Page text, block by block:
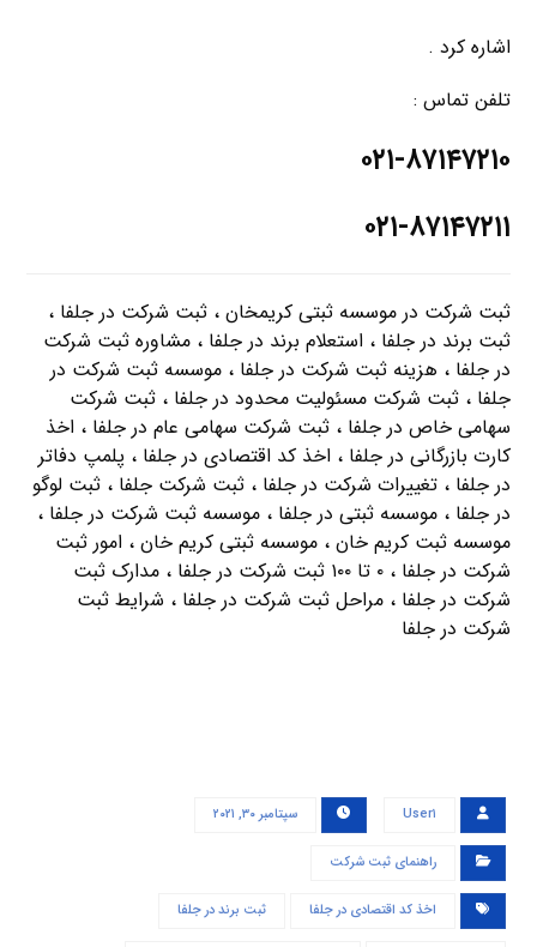
اشاره کرد .
تلفن تماس :
۰۲۱-۸۷۱۴۷۲۱۰
۰۲۱-۸۷۱۴۷۲۱۱
ثبت شرکت در موسسه ثبتی کریمخان ، ثبت شرکت در جلفا ،
ثبت برند در جلفا ، استعلام برند در جلفا ، مشاوره ثبت شرکت
در جلفا ، هزینه ثبت شرکت در جلفا ، موسسه ثبت شرکت در
جلفا ، ثبت شرکت مسئولیت محدود در جلفا ، ثبت شرکت
سهامی خاص در جلفا ، ثبت شرکت سهامی عام در جلفا ، اخذ
کارت بازرگانی در جلفا ، اخذ کد اقتصادی در جلفا ، پلمپ دفاتر
در جلفا ، تغییرات شرکت در جلفا ، ثبت شرکت جلفا ، ثبت لوگو
در جلفا ، موسسه ثبتی در جلفا ، موسسه ثبت شرکت در جلفا ،
موسسه ثبت کریم خان ، موسسه ثبتی کریم خان ، امور ثبت
شرکت در جلفا ، ۰ تا ۱۰۰ ثبت شرکت در جلفا ، مدارک ثبت
شرکت در جلفا ، مراحل ثبت شرکت در جلفا ، شرایط ثبت
شرکت در جلفا
User۱ سپتامبر ۳۰, ۲۰۲۱
راهنمای ثبت شرکت
اخذ کد اقتصادی در جلفا ثبت برند در جلفا